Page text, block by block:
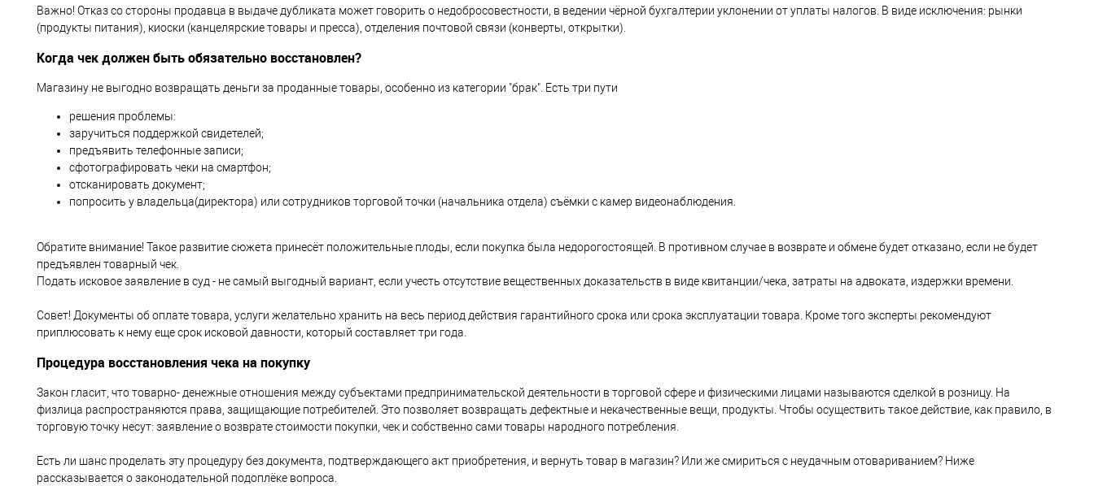
Важно! Отказ со стороны продавца в выдаче дубликата может говорить о недобросовестности, в ведении чёрной бухгалтерии уклонении от уплаты налогов. В виде исключения: рынки
(продукты питания), киоски (канцелярские товары и пресса), отделения почтовой связи (конверты, открытки).
Когда чек должен быть обязательно восстановлен?
Магазину не выгодно возвращать деньги за проданные товары, особенно из категории "брак". Есть три пути
решения проблемы:
заручиться поддержкой свидетелей;
предъявить телефонные записи;
сфотографировать чеки на смартфон;
отсканировать документ;
попросить у владельца(директора) или сотрудников торговой точки (начальника отдела) съёмки с камер видеонаблюдения.
Обратите внимание! Такое развитие сюжета принесёт положительные плоды, если покупка была недорогостоящей. В противном случае в возврате и обмене будет отказано, если не будет
предъявлен товарный чек.
Подать исковое заявление в суд - не самый выгодный вариант, если учесть отсутствие вещественных доказательств в виде квитанции/чека, затраты на адвоката, издержки времени.
Совет! Документы об оплате товара, услуги желательно хранить на весь период действия гарантийного срока или срока эксплуатации товара. Кроме того эксперты рекомендуют
приплюсовать к нему еще срок исковой давности, который составляет три года.
Процедура восстановления чека на покупку
Закон гласит, что товарно- денежные отношения между субъектами предпринимательской деятельности в торговой сфере и физическими лицами называются сделкой в розницу. На
физлица распространяются права, защищающие потребителей. Это позволяет возвращать дефектные и некачественные вещи, продукты. Чтобы осуществить такое действие, как правило, в
торговую точку несут: заявление о возврате стоимости покупки, чек и собственно сами товары народного потребления.
Есть ли шанс проделать эту процедуру без документа, подтверждающего акт приобретения, и вернуть товар в магазин? Или же смириться с неудачным отовариванием? Ниже
рассказывается о законодательной подоплёке вопроса.